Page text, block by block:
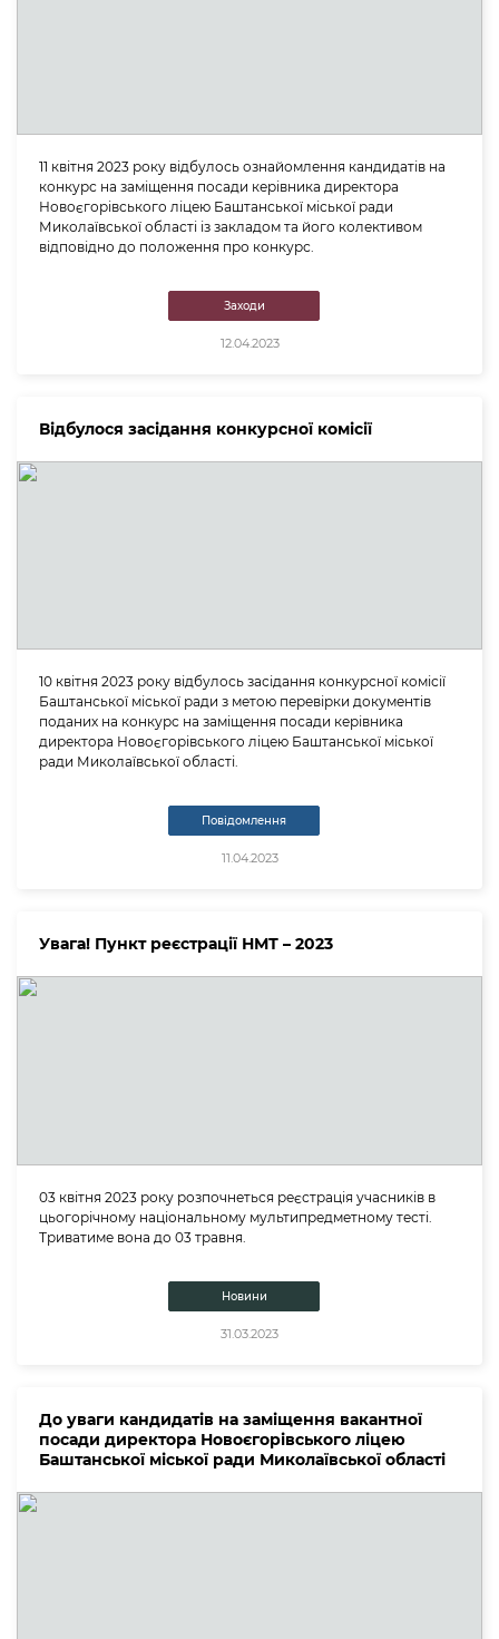
11 квітня 2023 року відбулось ознайомлення кандидатів на
конкурс на заміщення посади керівника директора
Новоєгорівського ліцею Баштанської міської ради
Миколаївської області із закладом та його колективом
відповідно до положення про конкурс.
Заходи
12.04.2023
Відбулося засідання конкурсної комісії
10 квітня 2023 року відбулось засідання конкурсної комісії
Баштанської міської ради з метою перевірки документів
поданих на конкурс на заміщення посади керівника
директора Новоєгорівського ліцею Баштанської міської
ради Миколаївської області.
Повідомлення
11.04.2023
Увага! Пункт реєстрації НМТ – 2023
03 квітня 2023 року розпочнеться реєстрація учасників в
цьогорічному національному мультипредметному тесті.
Триватиме вона до 03 травня.
Новини
31.03.2023
До уваги кандидатів на заміщення вакантної
посади директора Новоєгорівського ліцею
Баштанської міської ради Миколаївської області